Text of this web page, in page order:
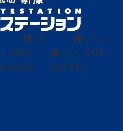
買いた
い 0120-
424-544
貸し たい
借り たい 0120-
302-563